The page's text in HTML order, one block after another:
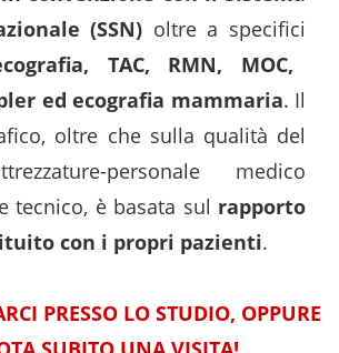
(SSN) oltre a specifici
TAC, RMN, MOC,
ed ecografia mammaria. Il
oltre che sulla qualità del
personale medico
tecnico, è basata sul rapporto
con i propri pazienti.
PRESSO LO STUDIO, OPPURE